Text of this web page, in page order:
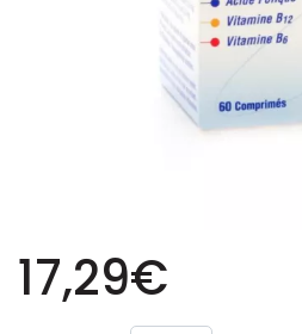
17,29€